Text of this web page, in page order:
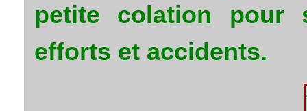
petite colation pour
efforts et accidents.